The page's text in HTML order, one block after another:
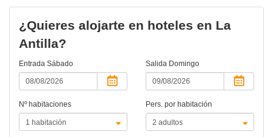
¿Quieres alojarte en hoteles en La
Antilla?
Entrada Sábado Salida Domingo
Nº habitaciones Pers. por habitación